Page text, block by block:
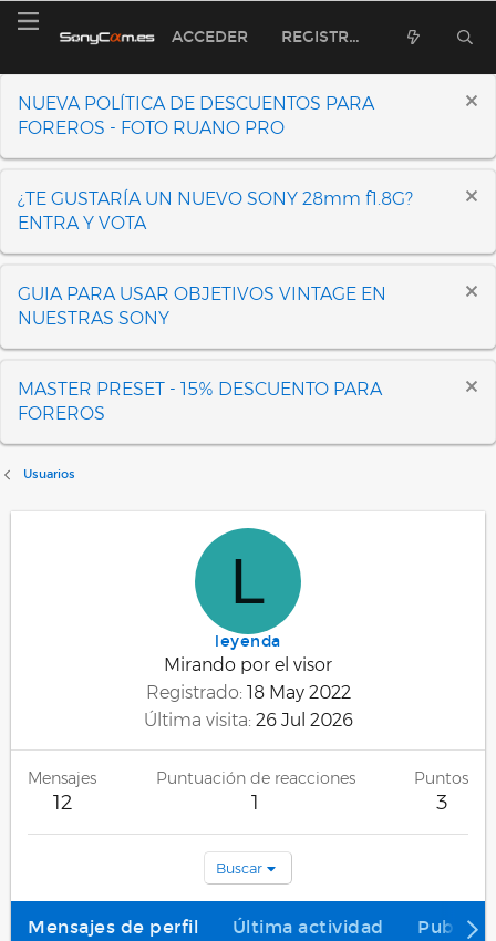
ACCEDER REGISTRARSE
NUEVA POLÍTICA DE DESCUENTOS PARA
FOREROS - FOTO RUANO PRO
¿TE GUSTARÍA UN NUEVO SONY 28mm f1.8G?
ENTRA Y VOTA
GUIA PARA USAR OBJETIVOS VINTAGE EN
NUESTRAS SONY
MASTER PRESET - 15% DESCUENTO PARA
FOREROS
Usuarios
L
leyenda
Mirando por el visor
Registrado 18 May 2022
Última visita 26 Jul 2026
Mensajes
12
Puntuación de reacciones
1
Puntos
3
Buscar
Mensajes de perfil Última actividad